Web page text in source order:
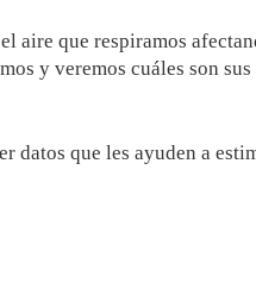
aire que respiramos
y veremos cuáles son
datos que les ayuden a